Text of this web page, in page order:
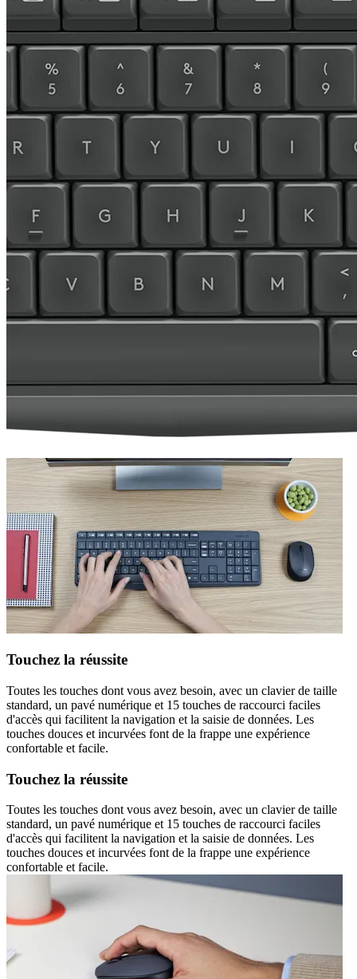
Touchez la réussite
Toutes les touches dont vous avez besoin, avec un clavier de taille
standard, un pavé numérique et 15 touches de raccourci faciles
d'accès qui facilitent la navigation et la saisie de données. Les
touches douces et incurvées font de la frappe une expérience
confortable et facile.
Touchez la réussite
Toutes les touches dont vous avez besoin, avec un clavier de taille
standard, un pavé numérique et 15 touches de raccourci faciles
d'accès qui facilitent la navigation et la saisie de données. Les
touches douces et incurvées font de la frappe une expérience
confortable et facile.